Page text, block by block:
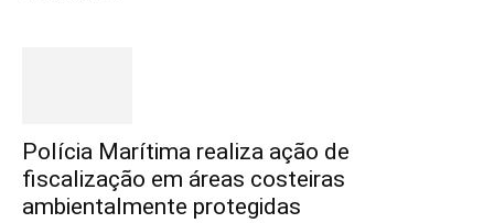
Polícia Marítima realiza ação de
fiscalização em áreas costeiras
ambientalmente protegidas